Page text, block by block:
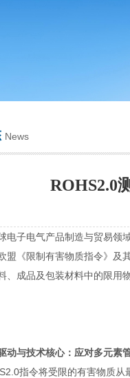
News
ROHS2.0
子电气产品制造与贸易领域
盟《限制有害物质指令》及
、成品及包装材料中的限用
动与技术核心：应对多元素
指令将受限的有害物质从